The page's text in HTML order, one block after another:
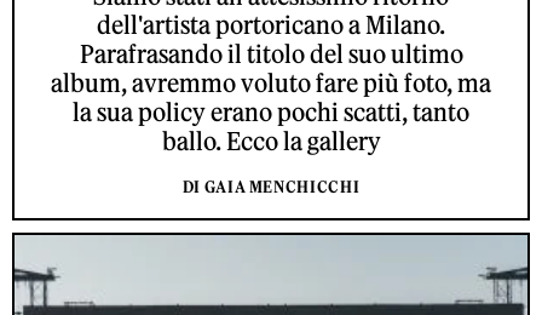
dell'artista portoricano a Milano.
Parafrasando il titolo del suo ultimo
album, avremmo voluto fare più foto, ma
la sua policy erano pochi scatti, tanto
ballo. Ecco la gallery
DI GAIA MENCHICCHI